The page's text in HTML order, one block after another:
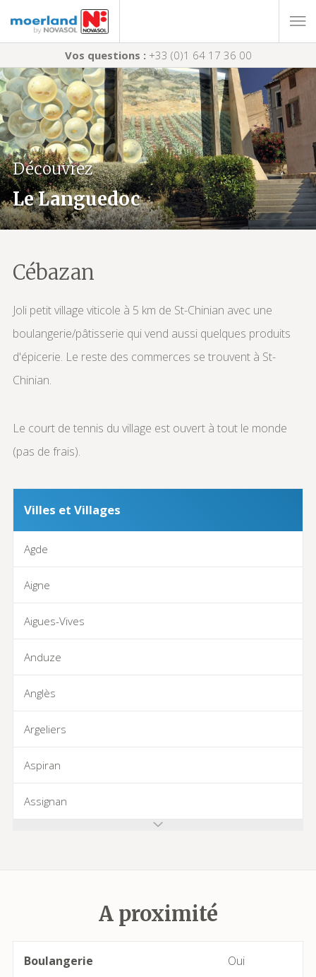
Vos questions : +33 (0)1 64 17 36 00
Découvrez
Le Languedoc
Cébazan
Joli petit village viticole à 5 km de St-Chinian avec une
boulangerie/pâtisserie qui vend aussi quelques produits
d'épicerie. Le reste des commerces se trouvent à St-
Chinian.
Le court de tennis du village est ouvert à tout le monde
(pas de frais).
Villes et Villages
Agde
Aigne
Aigues-Vives
Anduze
Anglès
Argeliers
Aspiran
Assignan
Babeau-BouldouxA proximité
Boulangerie Oui